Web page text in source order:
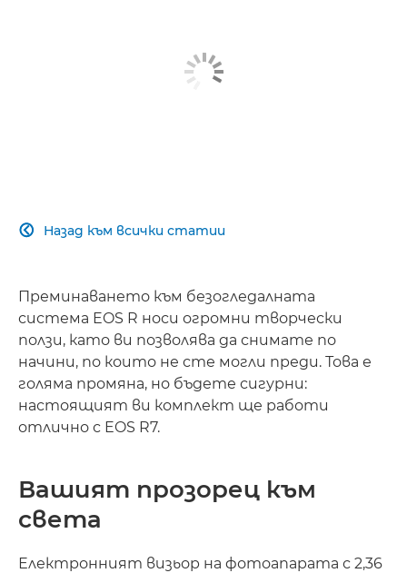
Скорост и производителност
Назад към всички статии

Преминаването към безогледалната
система EOS R носи огромни творчески
ползи, като ви позволява да снимате по
начини, по които не сте могли преди. Това е
голяма промяна, но бъдете сигурни:
настоящият ви комплект ще работи
отлично с EOS R7.
Вашият прозорец към
света
Електронният визьор на фотоапарата с 2,36